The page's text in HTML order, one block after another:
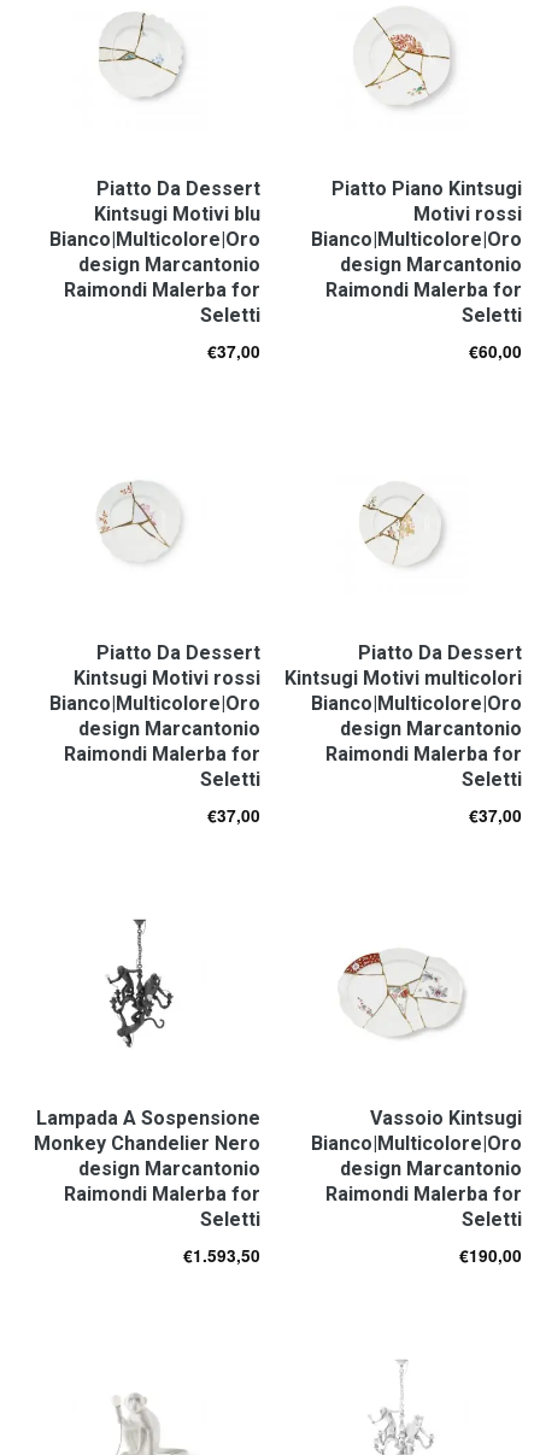
Piatto Piano Kintsugi
Motivi rossi
Bianco|Multicolore|Oro
design Marcantonio
Raimondi Malerba for
Seletti
€60,00
Piatto Da Dessert
Kintsugi Motivi blu
Bianco|Multicolore|Oro
design Marcantonio
Raimondi Malerba for
Seletti
€37,00
Piatto Da Dessert
Kintsugi Motivi multicolori
Bianco|Multicolore|Oro
design Marcantonio
Raimondi Malerba for
Seletti
€37,00
Piatto Da Dessert
Kintsugi Motivi rossi
Bianco|Multicolore|Oro
design Marcantonio
Raimondi Malerba for
Seletti
€37,00
Vassoio Kintsugi
Bianco|Multicolore|Oro
design Marcantonio
Raimondi Malerba for
Seletti
€190,00
Lampada A Sospensione
Monkey Chandelier Nero
design Marcantonio
Raimondi Malerba for
Seletti
€1.593,50